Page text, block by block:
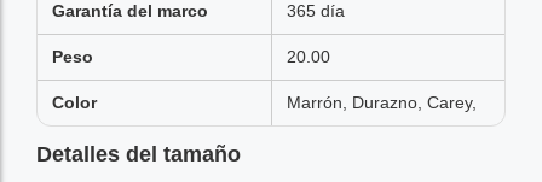
Garantía del marco 365 día
Peso 20.00
Color Marrón, Durazno, Carey,
Detalles del tamaño